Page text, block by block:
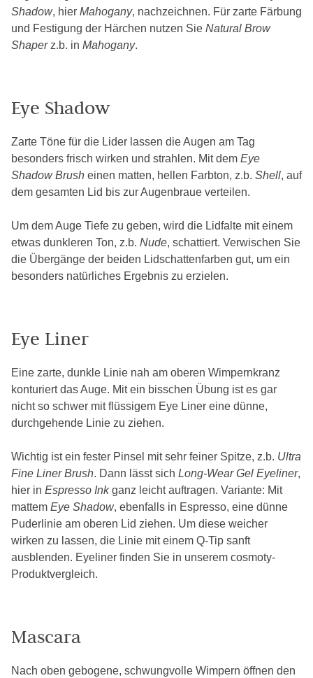
Shadow, hier Mahogany, nachzeichnen. Für zarte Färbung
und Festigung der Härchen nutzen Sie Natural Brow
Shaperz.b. in Mahogany.
Eye Shadow
Zarte Töne für die Lider lassen die Augen am Tag
besonders frisch wirken und strahlen. Mit dem Eye
Shadow Brush einen matten, hellen Farbton, z.b. Shell, auf
dem gesamten Lid bis zur Augenbraue verteilen.
Um dem Auge Tiefe zu geben, wird die Lidfalte mit einem
etwas dunkleren Ton, z.b. Nude, schattiert. Verwischen Sie
die Übergänge der beiden Lidschattenfarben gut, um ein
besonders natürliches Ergebnis zu erzielen.
Eye Liner
Eine zarte, dunkle Linie nah am oberen Wimpernkranz
konturiert das Auge. Mit ein bisschen Übung ist es gar
nicht so schwer mit flüssigem Eye Liner eine dünne,
durchgehende Linie zu ziehen.
Wichtig ist ein fester Pinsel mit sehr feiner Spitze, z.b. Ultra
Fine Liner Brush. Dann lässt sich Long-Wear Gel Eyeliner,
hier in Espresso Inkganz leicht auftragen. Variante: Mit
mattem Eye Shadow, ebenfalls in Espresso, eine dünne
Puderlinie am oberen Lid ziehen. Um diese weicher
wirken zu lassen, die Linie mit einem Q-Tip sanft
ausblenden. Eyeliner finden Sie in unserem cosmoty-
Produktvergleich.
Mascara
Nach oben gebogene, schwungvolle Wimpern öffnen den